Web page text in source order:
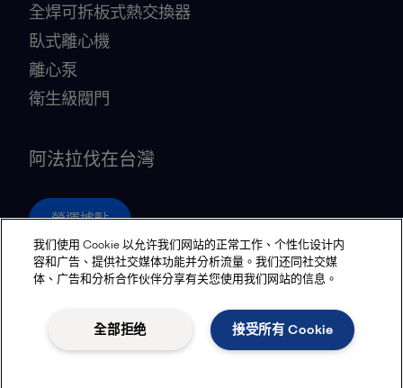
全焊可拆板式熱交換器
臥式離心機
離心泵
衛生級閥門
阿法拉伐在台灣
營運據點
追蹤
Legal terms and conditions
我们使用 Cookie 以允许我们网站的正常工作、个性化设计内
容和广告、提供社交媒体功能并分析流量。我们还同社交媒
体、广告和分析合作伙伴分享有关您使用我们网站的信息。
接受所有 Cookie
全部拒绝